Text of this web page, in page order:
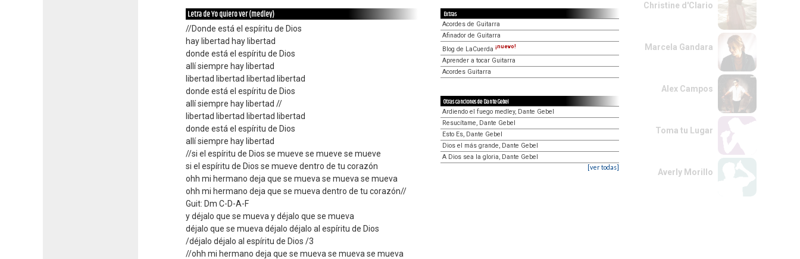
Letra de Yo quiero ver (medley)
//Donde está el espíritu de Dios
hay libertad hay libertad
donde está el espíritu de Dios
allí siempre hay libertad
libertad libertad libertad libertad
donde está el espíritu de Dios
allí siempre hay libertad //
libertad libertad libertad libertad
donde está el espíritu de Dios
allí siempre hay libertad
//si el espíritu de Dios se mueve se mueve se mueve
si el espíritu de Dios se mueve dentro de tu corazón
ohh mi hermano deja que se mueva se mueva se mueva
ohh mi hermano deja que se mueva dentro de tu corazón//
Guit: Dm C-D-A-F
y déjalo que se mueva y déjalo que se mueva
déjalo que se mueva déjalo déjalo al espíritu de Dios
/déjalo déjalo al espíritu de Dios /3
//ohh mi hermano deja que se mueva se mueva se mueva
Extras
Acordes de Guitarra
Afinador de Guitarra
Blog de LaCuerda ¡nuevo!
Aprender a tocar Guitarra
Acordes Guitarra
Otras canciones de Dante Gebel
Ardiendo el fuego medley, Dante Gebel
Resucítame, Dante Gebel
Esto Es, Dante Gebel
Dios el más grande, Dante Gebel
A Dios sea la gloria, Dante Gebel
[ver todas]
Christine d'Clario
Marcela Gandara
Alex Campos
Toma tu Lugar
Averly Morillo